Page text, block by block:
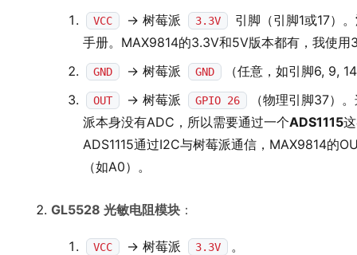
VCC -> 树莓派 3.3V 引脚（引脚1或17）。
手册。MAX9814的3.3V和5V版本都有，我使用
GND -> 树莓派 GND （任意，如引脚6, 9,
OUT -> 树莓派 GPIO 26
（物理引脚37）
派本身没有ADC，所以需要通过一个ADS1115
ADS1115通过I2C与树莓派通信，MAX9814的
（如A0）。
GL5528 光敏电阻模块 ：
VCC -> 树莓派 3.3V 。